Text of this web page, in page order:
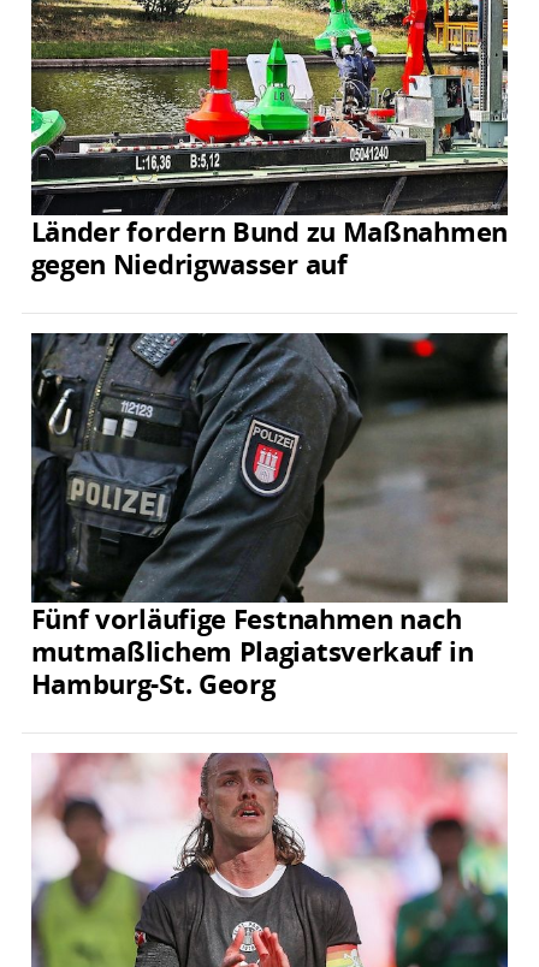
Länder fordern Bund zu Maßnahmen
gegen Niedrigwasser auf
Fünf vorläufige Festnahmen nach
mutmaßlichem Plagiatsverkauf in
Hamburg-St. Georg